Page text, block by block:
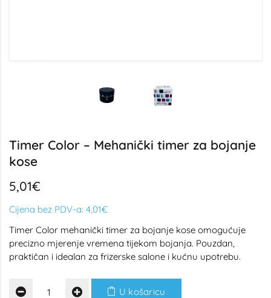
Timer Color – Mehanički timer za bojanje
kose
5,01€
Cijena bez PDV-a: 4,01€
Timer Color mehanički timer za bojanje kose omogućuje
precizno mjerenje vremena tijekom bojanja. Pouzdan,
praktičan i idealan za frizerske salone i kućnu upotrebu.
U košaricu